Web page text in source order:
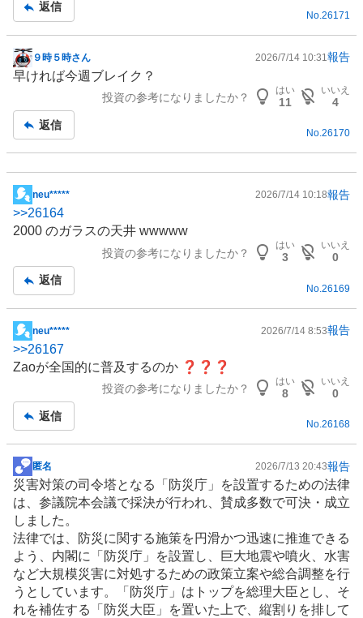
返信
No.26171
掲
示
事
９時５時さん 2026/7/14 10:31報告
早ければ今週ブレイク？
投資の参考になりましたか？
はい
11
いいえ
4
返信
No.26170
掲
示
板
neu***** 2026/7/14 10:18報告
>>26164
2000 のガラスの天井 wwwww
投資の参考になりましたか？
はい
3
いいえ
0
返信
No.26169
掲
示
板
neu***** 2026/7/14 8:53報告
>>26167
Zaoが全国的に普及するのか ❓❓❓
投資の参考になりましたか？
はい
8
いいえ
0
返信
No.26168
掲
示
板
記
事
匿名 2026/7/13 20:43報告
災害対策の司令塔となる「防災庁」を設置するための法律
は、参議院本会議で採決が行われ、賛成多数で可決・成立
しました。
法律では、
防災 に関する施策を円滑かつ迅速に推進できる
よう、内閣に「防災庁」を設置し、巨大地震や噴火、水害
など大規模災害に対処するための政策立案や総合調整を行
うとしています。「防災庁」はトップを総理大臣とし、そ
れを補佐する「防災大臣」を置いた上で、縦割りを排して